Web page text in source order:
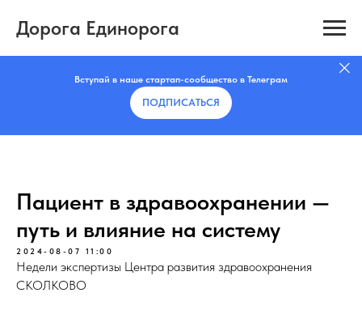
Дорога Единорога
Вступай в наше стартап-сообщество в Телеграм
ПОДПИСАТЬCЯ
Пациент в здравоохранении —
путь и влияние на систему
2024-08-07 11:00
Недели экспертизы Центра развития здравоохранения
СКОЛКОВО